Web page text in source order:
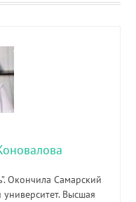
Окончила Самарский
Высшая